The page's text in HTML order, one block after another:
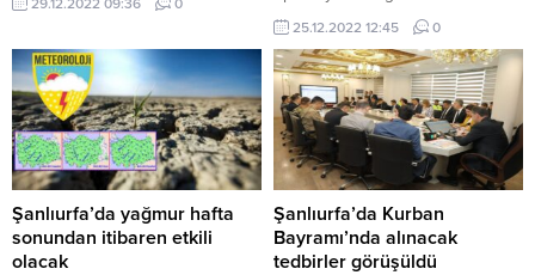
29.12.2022 09:36 0
25.12.2022 12:45 0
Şanlıurfa’da yağmur hafta
sonundan itibaren etkili
olacak
Şanlıurfa’da Kurban
Bayramı’nda alınacak
tedbirler görüşüldü